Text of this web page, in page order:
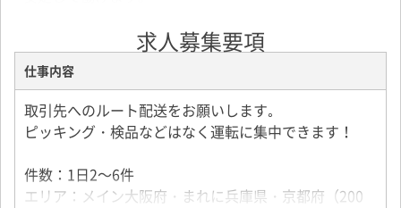
【未経験からプロドライバーへ】
研修＋先輩スタッフの同乗指導があるため、未経験の
方も安心スタート。
近距離メインのルート配送なので、長距離運転や複雑
な道順を覚える負担も少なめです。
「運転を仕事にしたい」「ドライバーに挑戦したい」
という方をしっかりサポートします。
求人募集要項
仕事内容
取引先へのルート配送をお願いします｡
ピッキング・検品などはなく運転に集中できます！
件数：1日2～6件
エリア：メイン大阪府・まれに兵庫県・京都府（200